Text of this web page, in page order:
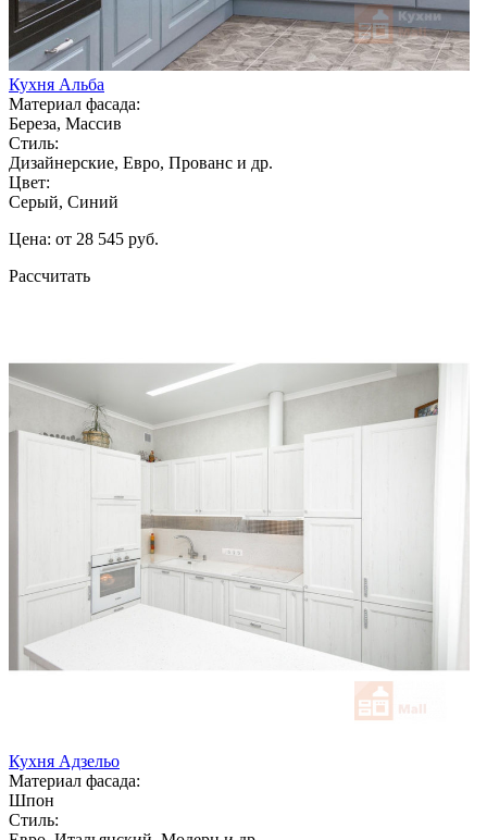
Кухня Альба
Материал фасада:
Береза, Массив
Стиль:
Дизайнерские, Евро, Прованс и др.
Цвет:
Серый, Синий
Цена: от 28 545 руб.
Рассчитать
Кухня Адзельо
Материал фасада:
Шпон
Стиль: